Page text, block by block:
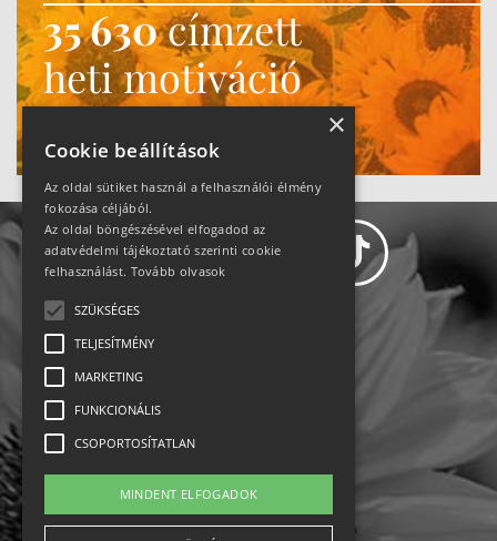
35 630címzett
heti motiváció
Ne maradj le!
Impresszum-kapcsolat
Jogi nyilatkozat
×
Cookie beállítások
Az oldal sütiket használ a felhasználói élmény
fokozása céljából.
Az oldal böngészésével elfogadod az
adatvédelmi tájékoztató szerinti cookie
felhasználást. Tovább olvasok
SZÜKSÉGES
TELJESÍTMÉNY
MARKETING
FUNKCIONÁLIS
CSOPORTOSÍTATLAN
MINDENT ELFOGADOK